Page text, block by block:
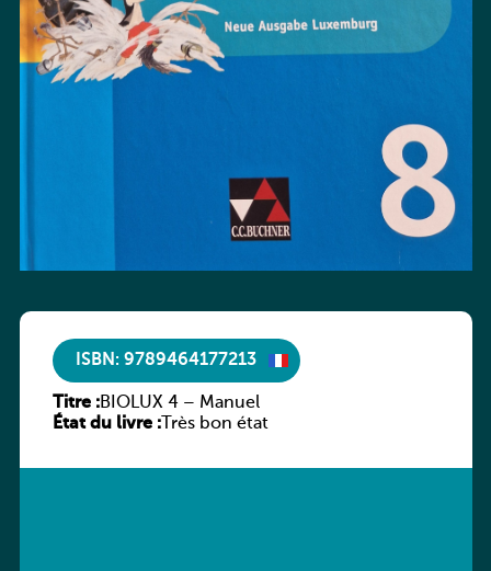
ISBN: 9789464177213
Titre :BIOLUX 4 – Manuel
État du livre :Très bon état